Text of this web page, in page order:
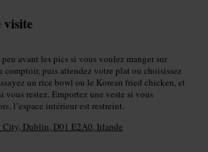
avant les pics si vous voulez manger sur
comptoir, puis attendez votre plat ou choisissez
un rice bowl ou le Korean fried chicken, et
vous restez. Emportez une veste si vous
l’espace intérieur est restreint.
City, Dublin, D01 E2A0, Irlande